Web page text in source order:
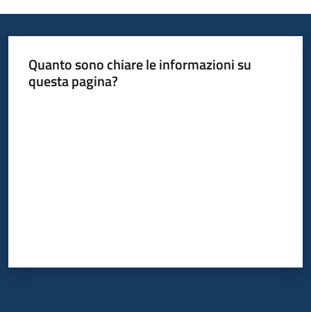
Bandi
Piani
Programmi
Quanto sono chiare le informazioni su
questa pagina?